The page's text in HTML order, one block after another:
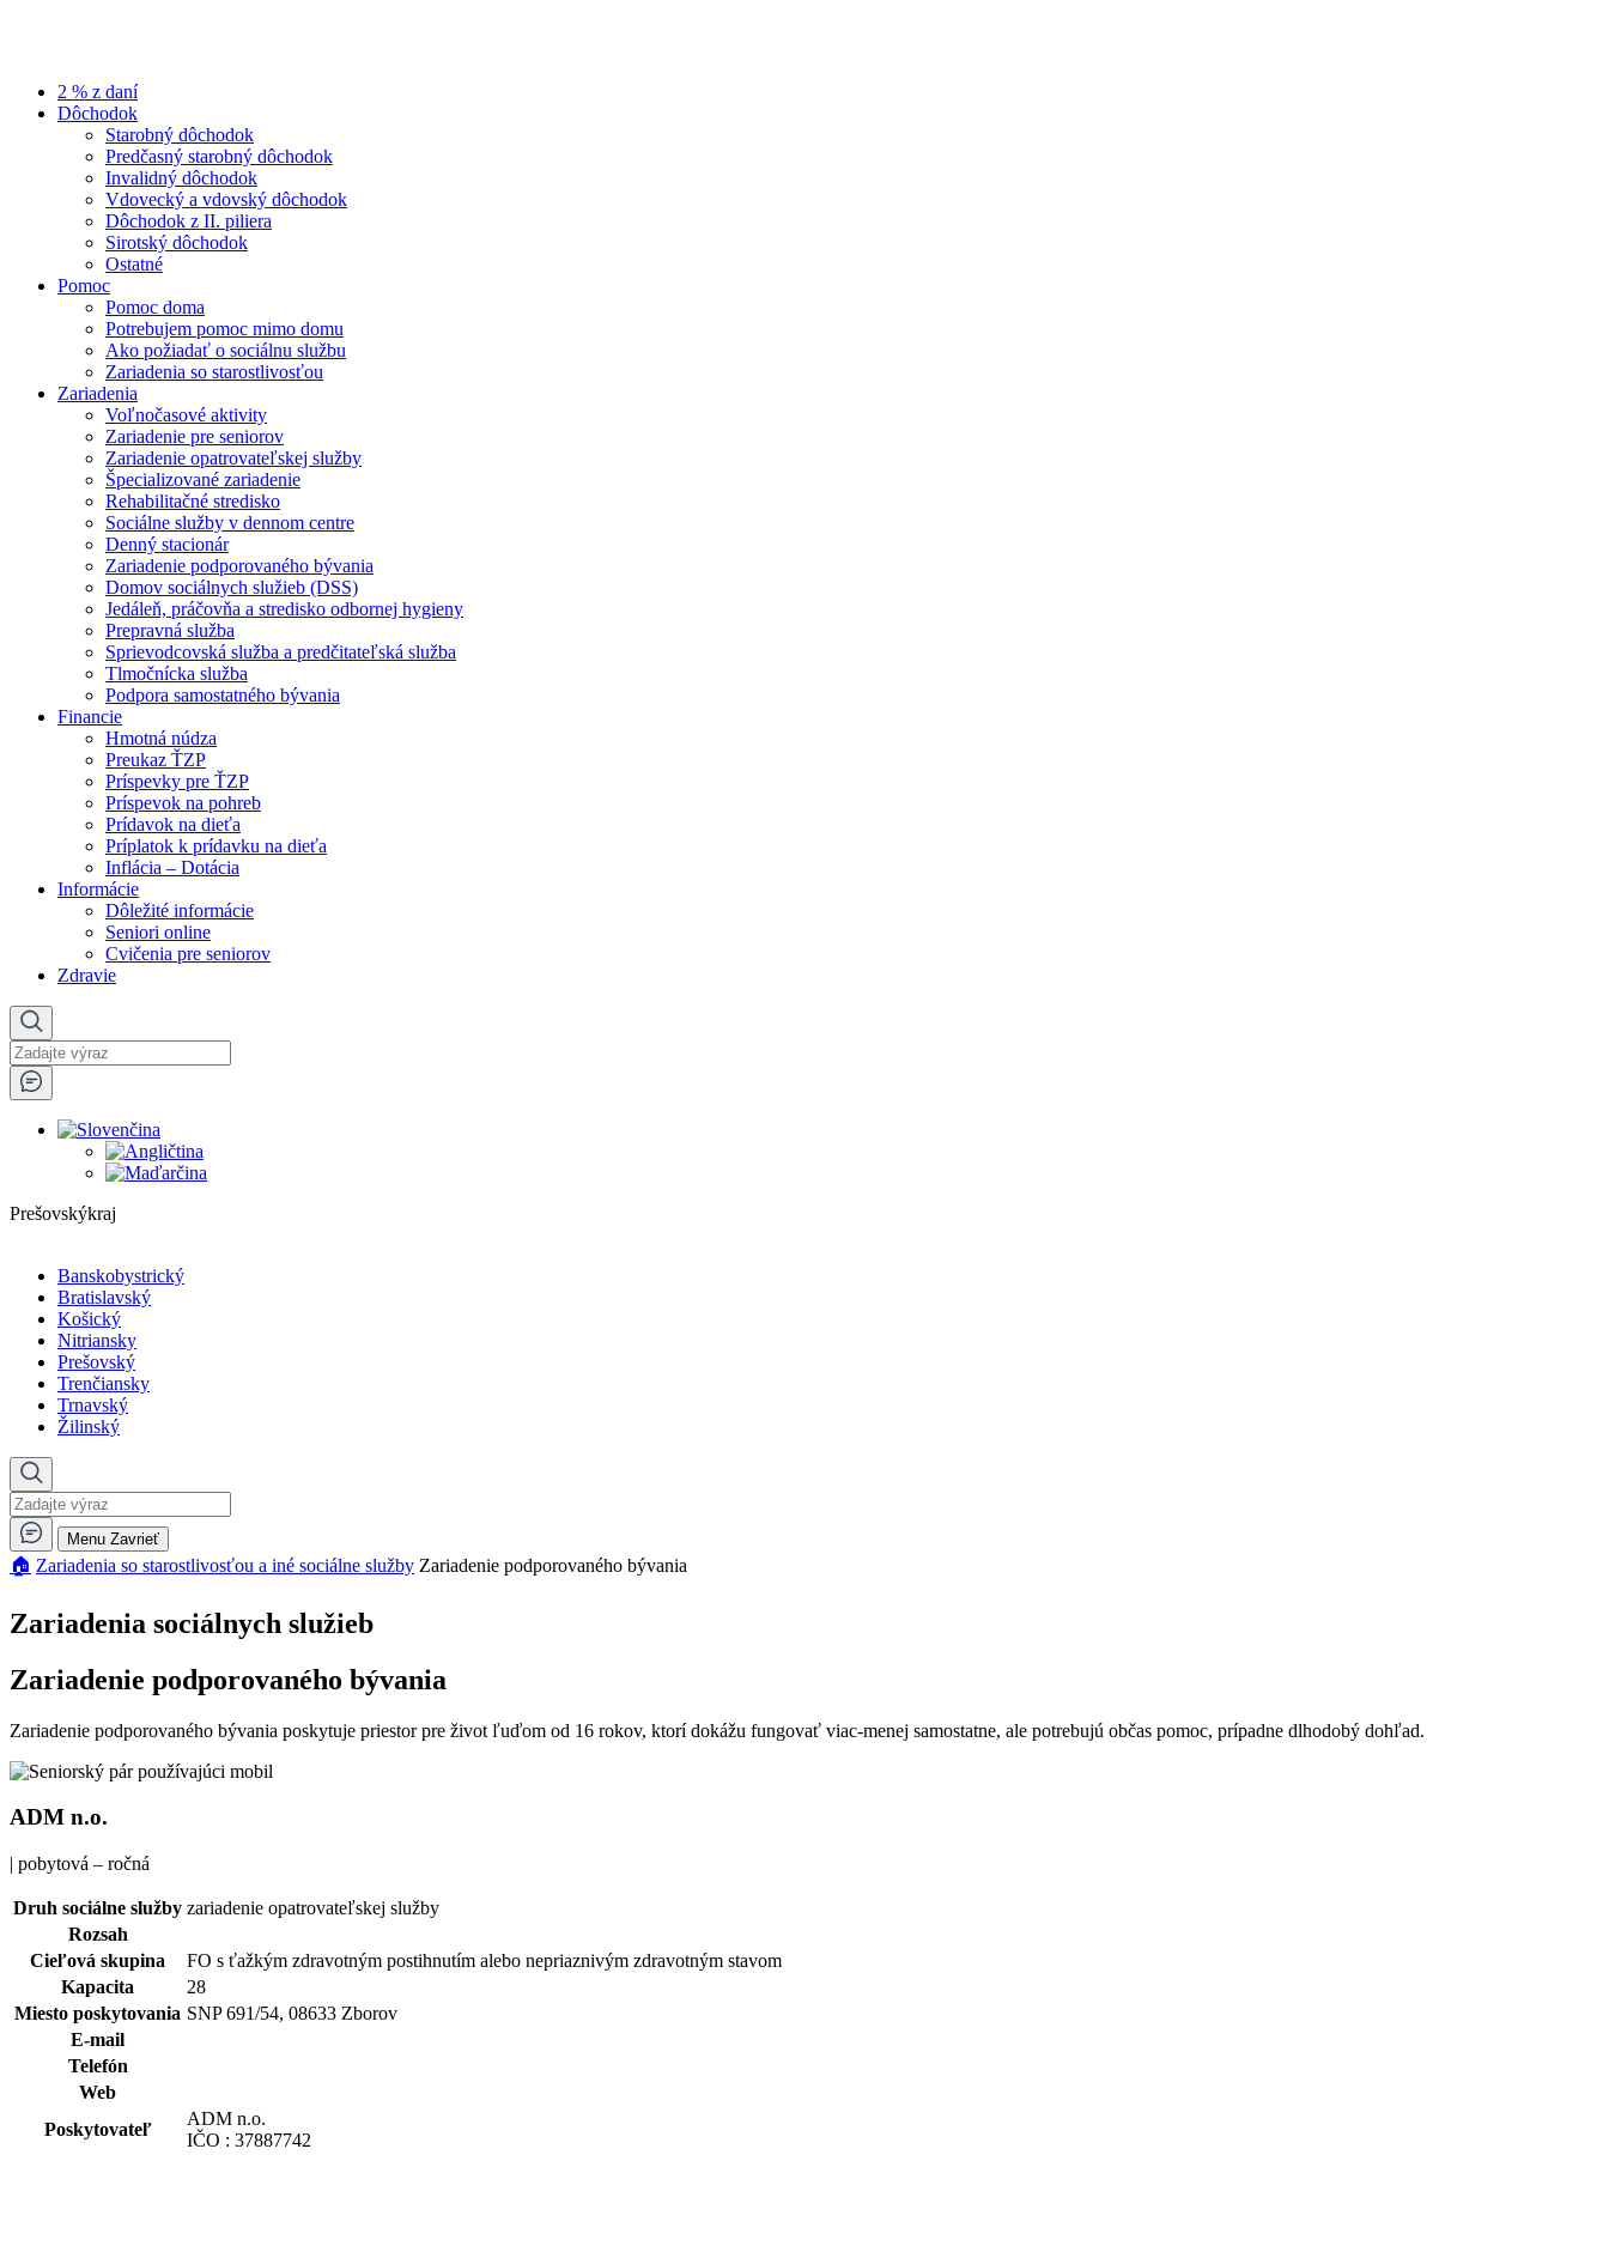
2 % z daní
Dôchodok
Starobný dôchodok
Predčasný starobný dôchodok
Invalidný dôchodok
Vdovecký a vdovský dôchodok
Dôchodok z II. piliera
Sirotský dôchodok
Ostatné
Pomoc
Pomoc doma
Potrebujem pomoc mimo domu
Ako požiadať o sociálnu službu
Zariadenia so starostlivosťou
Zariadenia
Voľnočasové aktivity
Zariadenie pre seniorov
Zariadenie opatrovateľskej služby
Špecializované zariadenie
Rehabilitačné stredisko
Sociálne služby v dennom centre
Denný stacionár
Zariadenie podporovaného bývania
Domov sociálnych služieb (DSS)
Jedáleň, práčovňa a stredisko odbornej hygieny
Prepravná služba
Sprievodcovská služba a predčitateľská služba
Tlmočnícka služba
Podpora samostatného bývania
Financie
Hmotná núdza
Preukaz ŤZP
Príspevky pre ŤZP
Príspevok na pohreb
Prídavok na dieťa
Príplatok k prídavku na dieťa
Inflácia – Dotácia
Informácie
Dôležité informácie
Seniori online
Cvičenia pre seniorov
Zdravie
Prešovskýkraj
Banskobystrický
Bratislavský
Košický
Nitriansky
Prešovský
Trenčiansky
Trnavský
Žilinský
Menu Zavrieť
🏠︎ Zariadenia so starostlivosťou a iné sociálne služby Zariadenie podporovaného bývania
Zariadenia sociálnych služieb
Zariadenie podporovaného bývania
Zariadenie podporovaného bývania poskytuje priestor pre život ľuďom od 16 rokov, ktorí dokážu fungovať viac-menej samostatne, ale potrebujú občas pomoc, prípadne dlhodobý dohľad.
ADM n.o.
| pobytová – ročná
Druh sociálne služby zariadenie opatrovateľskej služby
Rozsah
Cieľová skupina
FO s ťažkým zdravotným postihnutím alebo nepriaznivým zdravotným stavom
Kapacita
28
Miesto poskytovania SNP 691/54, 08633 Zborov
E-mail
Telefón
Web
Poskytovateľ
ADM n.o.
IČO : 37887742